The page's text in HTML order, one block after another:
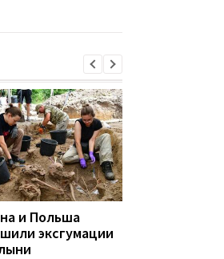
и Польша
эксгумации